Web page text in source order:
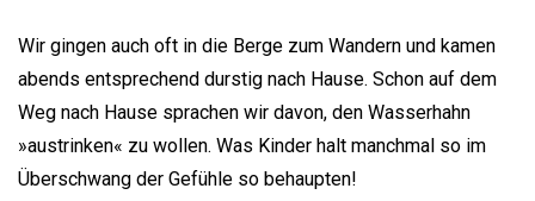
Wir gingen auch oft in die Berge zum Wandern und kamen
abends entsprechend durstig nach Hause. Schon auf dem
Weg nach Hause sprachen wir davon, den Wasserhahn
»austrinken« zu wollen. Was Kinder halt manchmal so im
Überschwang der Gefühle so behaupten!